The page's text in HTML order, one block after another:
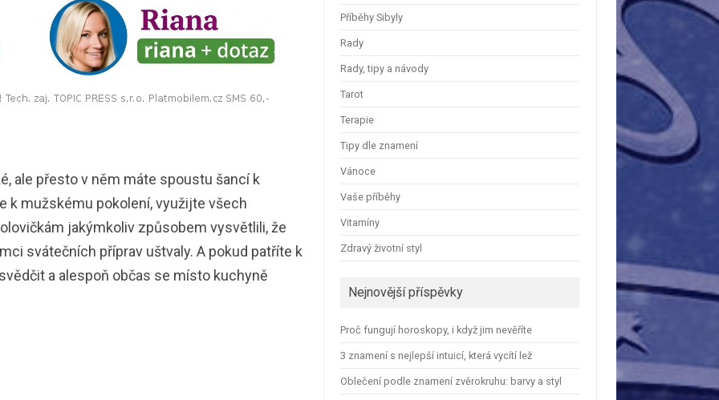
ale přesto v něm máte spoustu šancí k
k mužskému pokolení, využijte všech
jakýmkoliv způsobem vysvětlili, že
svátečních příprav uštvaly. A pokud patříte k
a alespoň občas se místo kuchyně
Příběhy Sibyly
Rady
Rady, tipy a návody
Tarot
Terapie
Tipy dle znamení
Vánoce
Vaše příběhy
Vitamíny
Zdravý životní styl
Nejnovější příspěvky
Proč fungují horoskopy, i když jim nevěříte
3 znamení s nejlepší intuicí, která vycítí lež
Oblečení podle znamení zvěrokruhu: barvy a styl